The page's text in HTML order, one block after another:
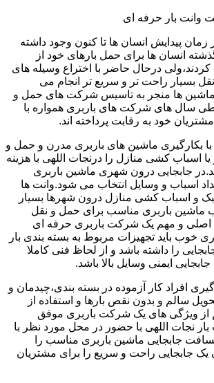
وانت بار حرفه ای
زمان پیدایش انسان ها تا کنون وجود داشته
انسان ها برای حمل بارهای خود از
کردند،ولی درحال حاضر با اختراع وسیله های
بسیار راحت تر و سریع تر انجام می
ماشین ها منجر به تاسیس شرکت های حمل و
سال های شرکت های باربری همواره با
مشتریان خود به رقابت پرداخته اند.
با بکارگیری ماشین های باربری مدرن و حمل و
یا اسباب کشی منازل را درنجات اللهی با هزینه
جابجایی درون شهری ماشین باربری
اسباب و وسایل انتخاب می شود.وانت ها
و اسباب کشی منازل درون شهرها بسیار
ماشین باربری مناسب برای حمل و نقل
اصلی و مهم یک شرکت باربری حرفه ای
خوب باید تجهیزات مربوط به بسته بندی بار
را داشته باشد و از لحاظ فنی کاملا
ایمنی وسایل بالا باشد.
افراد کار آزموده در بسته بندی،چیدمان و
سالم و بدون نقص بارها و استفاده از
از ویژگی های یک شرکت باربری موفق
نجات اللهی با حضور در محل مورد نظر با
جابجایی ماشین باربری مناسب را
یک جابجایی راحت و سریع را برای مشتریان